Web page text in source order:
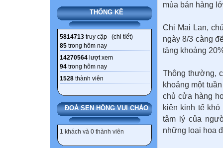
THỐNG KÊ
5814713 truy cập (chi tiết)
85 trong hôm nay
14270564 lượt xem
94 trong hôm nay
1528 thành viên
ĐOÁ SEN HỒNG VUI CHÀO
1 khách và 0 thành viên
mùa bán hàng
Chị Mai Lan,
ngày 8/3 càng
tăng khoảng
Thông thường,
khoảng một
chủ cửa hàng
kiện kinh tế
tâm lý của
những loại hoa